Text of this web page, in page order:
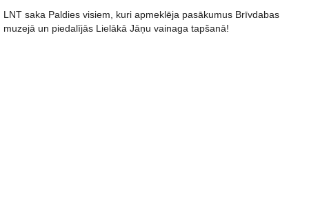
LNT saka Paldies visiem, kuri apmeklēja pasākumus Brīvdabas
muzejā un piedalījās Lielākā Jāņu vainaga tapšanā!